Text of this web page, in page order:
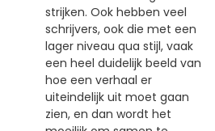
strijken. Ook hebben veel
schrijvers, ook die met een
lager niveau qua stijl, vaak
een heel duidelijk beeld van
hoe een verhaal er
uiteindelijk uit moet gaan
zien, en dan wordt het